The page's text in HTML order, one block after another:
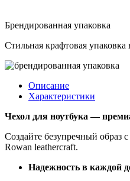
Antique
Брендированная упаковка
Стильная крафтовая
Описание
Характеристики
Чехол для ноутбука —
Создайте безупречный образ
Rowan leathercraft.
Надежность в каждой